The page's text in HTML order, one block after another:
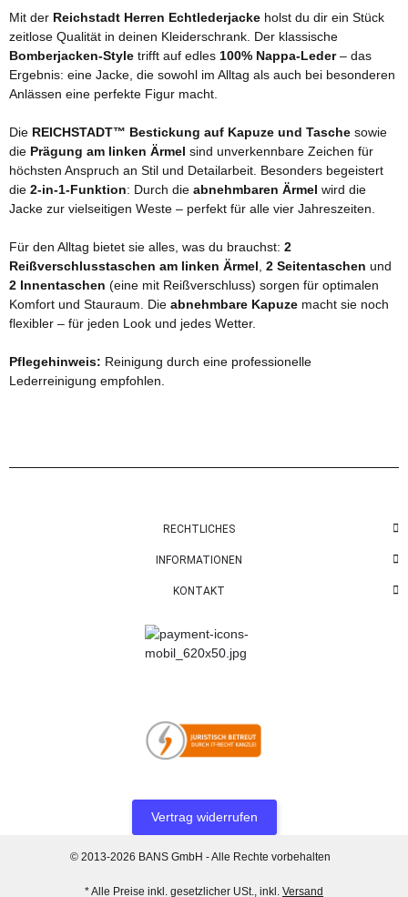
Mit der Reichstadt Herren Echtlederjacke holst du dir ein Stück
zeitlose Qualität in deinen Kleiderschrank. Der klassische
Bomberjacken-Style trifft auf edles 100% Nappa-Leder– das
Ergebnis: eine Jacke, die sowohl im Alltag als auch bei besonderen
Anlässen eine perfekte Figur macht.
Die REICHSTADT™ Bestickung auf Kapuze und Tasche sowie
die Prägung am linken Ärmel sind unverkennbare Zeichen für
höchsten Anspruch an Stil und Detailarbeit. Besonders begeistert
die 2-in-1-Funktion: Durch die abnehmbaren Ärmel wird die
Jacke zur vielseitigen Weste – perfekt für alle vier Jahreszeiten.
Für den Alltag bietet sie alles, was du brauchst: 2
Reißverschlusstaschen am linken Ärmel 2 Seitentaschen und
2 Innentaschen (eine mit Reißverschluss) sorgen für optimalen
Komfort und Stauraum. Die abnehmbare Kapuze macht sie noch
flexibler – für jeden Look und jedes Wetter.
Pflegehinweis: Reinigung durch eine professionelle
Lederreinigung empfohlen.
RECHTLICHES
INFORMATIONEN
KONTAKT
Vertrag widerrufen
© 2013-2026 BANS GmbH - Alle Rechte vorbehalten
* Alle Preise inkl. gesetzlicher USt., inkl. Versand